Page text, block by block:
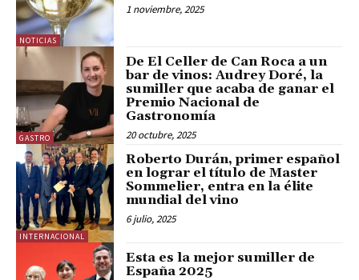
NOTICIAS
1 noviembre, 2025
GASTRO
De El Celler de Can Roca a un
bar de vinos: Audrey Doré, la
sumiller que acaba de ganar el
Premio Nacional de
Gastronomía
20 octubre, 2025
INTERNACIONAL
Roberto Durán, primer español
en lograr el título de Master
Sommelier, entra en la élite
mundial del vino
6 julio, 2025
Esta es la mejor sumiller de
España 2025